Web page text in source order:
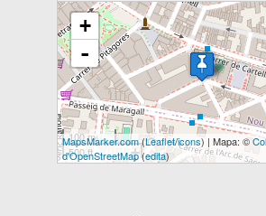
s'està carregant el mapa - espereu...
+
-
100 m
500 ft
MapsMarker.com(Leaflet/icons) | Mapa: ©
d'OpenStreetMap(edita)